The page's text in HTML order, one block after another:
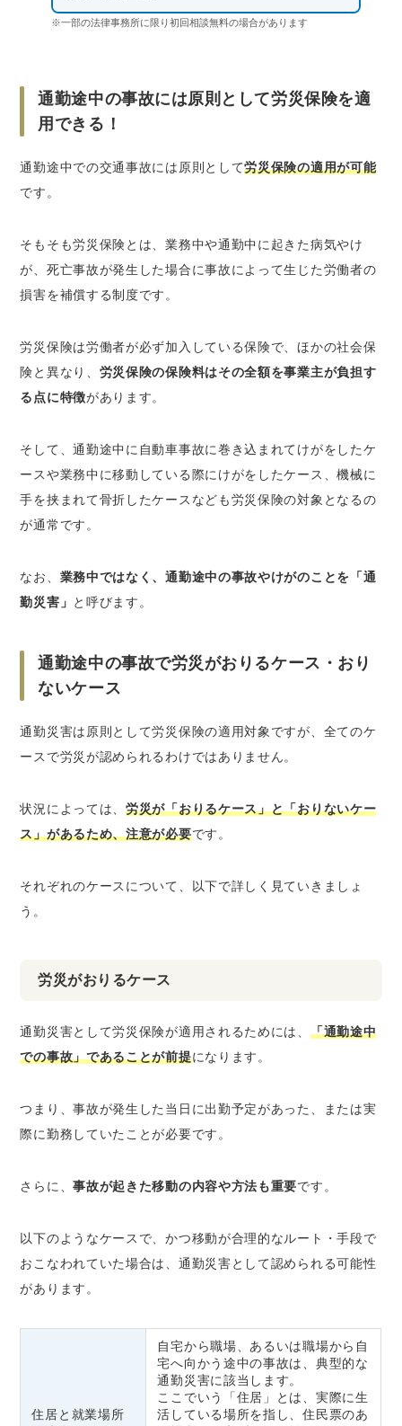
※一部の法律事務所に限り初回相談無料の場合があります
通勤途中の事故には原則として労災保険を適
用できる！
通勤途中での交通事故には原則として労災保険の適用が可能
です。
そもそも労災保険とは、業務中や通勤中に起きた病気やけ
が、死亡事故が発生した場合に事故によって生じた労働者の
損害を補償する制度です。
労災保険は労働者が必ず加入している保険で、ほかの社会保
険と異なり、 労災保険の保険料はその全額を事業主が負担す
る点に特徴があります。
そして、通勤途中に自動車事故に巻き込まれてけがをしたケ
ースや業務中に移動している際にけがをしたケース、機械に
手を挟まれて骨折したケースなども労災保険の対象となるの
が通常です。
なお、 業務中ではなく、通勤途中の事故やけがのことを「通
勤災害」 と呼びます。
通勤途中の事故で労災がおりるケース・おり
ないケース
通勤災害は原則として労災保険の適用対象ですが、全てのケ
ースで労災が認められるわけではありません。
状況によっては、労災が「おりるケース」と「おりないケー
ス」があるため、注意が必要です。
それぞれのケースについて、以下で詳しく見ていきましょ
う。
労災がおりるケース
通勤災害として労災保険が適用されるためには、 「通勤途中
での事故」であることが前提になります。
つまり、事故が発生した当日に出勤予定があった、または実
際に勤務していたことが必要です。
さらに、事故が起きた移動の内容や方法も重要です。
以下のようなケースで、かつ移動が合理的なルート・手段で
おこなわれていた場合は、通勤災害として認められる可能性
があります。
住居と就業場所
自宅から職場、あるいは職場から自
宅へ向かう途中の事故は、典型的な
通勤災害に該当します。
ここでいう「住居」とは、実際に生
活している場所を指し、住民票のあ